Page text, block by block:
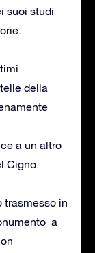
suoi studi
della
a un altro
Cigno.
trasmesso in
a